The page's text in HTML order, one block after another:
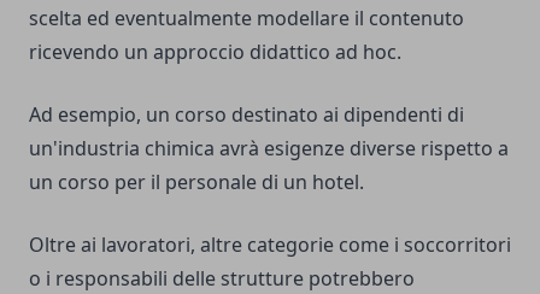
scelta ed eventualmente modellare il contenuto
ricevendo un approccio didattico ad hoc.
Ad esempio, un corso destinato ai dipendenti di
un'industria chimica avrà esigenze diverse rispetto a
un corso per il personale di un hotel.
Oltre ai lavoratori, altre categorie come i soccorritori
o i responsabili delle strutture potrebbero